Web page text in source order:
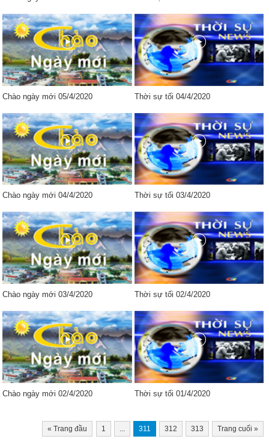
Chào ngày mới 05/4/2020 Thời sự tối 04/4/2020
Chào ngày mới 04/4/2020 Thời sự tối 03/4/2020
Chào ngày mới 03/4/2020 Thời sự tối 02/4/2020
Chào ngày mới 02/4/2020 Thời sự tối 01/4/2020
« Trang đầu 1 ... 311 312 313 Trang cuối »